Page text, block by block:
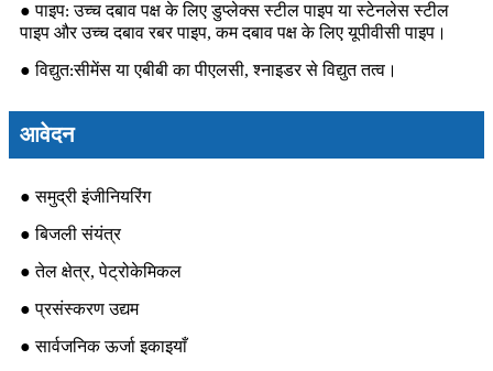
● पाइप:उच्च दबाव पक्ष के लिए डुप्लेक्स स्टील पाइप या स्टेनलेस स्टील
पाइप और उच्च दबाव रबर पाइप, कम दबाव पक्ष के लिए यूपीवीसी पाइप।
● विद्युत:सीमेंस या एबीबी का पीएलसी, श्नाइडर से विद्युत तत्व।
आवेदन
● समुद्री इंजीनियरिंग
● बिजली संयंत्र
● तेल क्षेत्र, पेट्रोकेमिकल
● प्रसंस्करण उद्यम
● सार्वजनिक ऊर्जा इकाइयाँ